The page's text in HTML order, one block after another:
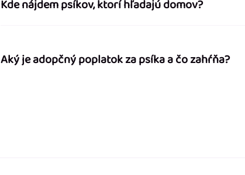
Kde nájdem psíkov, ktorí hľadajú domov?
Aký je adopčný poplatok za psíka a čo zahŕňa?